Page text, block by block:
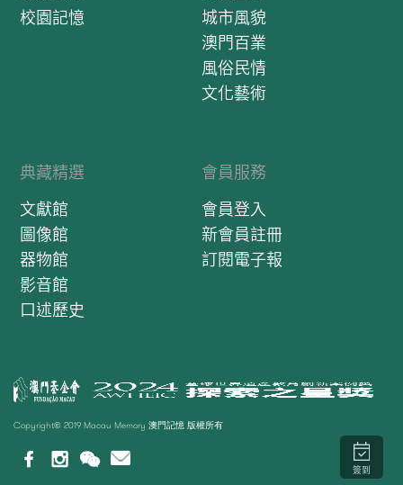
校園記憶
城市風貌
澳門百業
風俗民情
文化藝術
典藏精選
文獻館
圖像館
器物館
影音館
口述歷史
會員服務
會員登入
新會員註冊
訂閱電子報
Copyright© 2019 Macau Memory 澳門記憶 版權所有
簽到